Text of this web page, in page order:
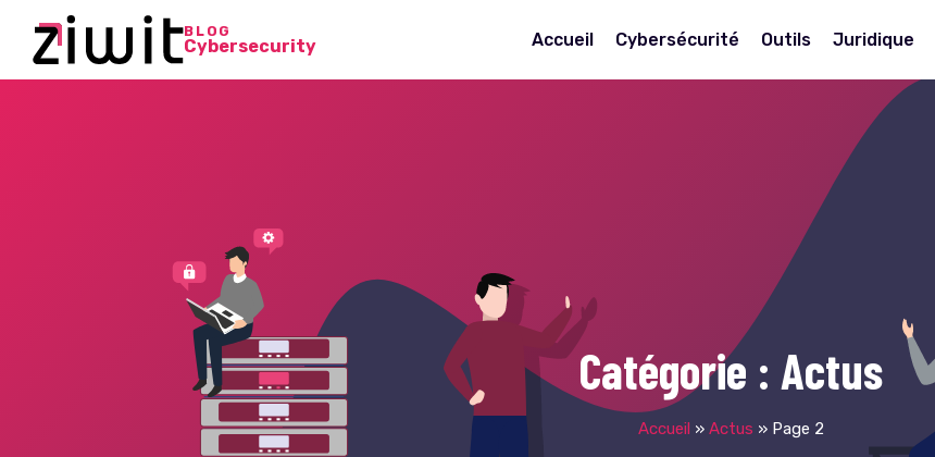
BLOG
Cybersecurity Accueil Cybersécurité Outils Juridique
Catégorie : Actus
Accueil » Actus » Page 2